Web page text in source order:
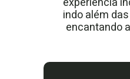
indo além
encantando